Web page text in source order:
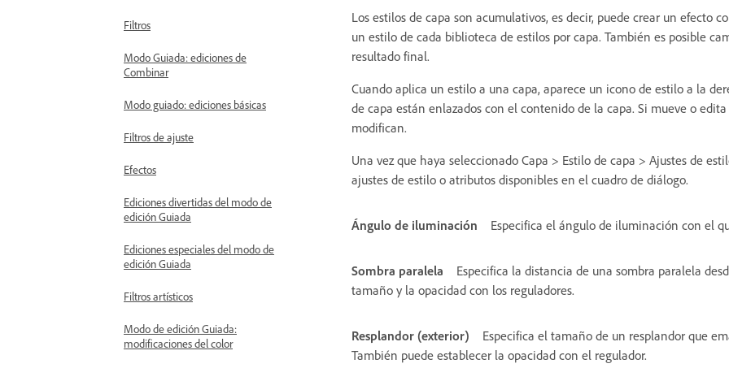
Filtros
Modo Guiada: ediciones de
Combinar
Modo guiado: ediciones básicas
Filtros de ajuste
Efectos
Ediciones divertidas del modo de
edición Guiada
Ediciones especiales del modo de
edición Guiada
Filtros artísticos
Modo de edición Guiada:
modificaciones del color
Los estilos de capa son acumulativos, es decir, puede crear un efecto
un estilo de cada biblioteca de estilos por capa. También es posible
resultado final.
Cuando aplica un estilo a una capa, aparece un icono de estilo a la
de capa están enlazados con el contenido de la capa. Si mueve o
modifican.
Una vez que haya seleccionado Capa > Estilo de capa > Ajustes de
ajustes de estilo o atributos disponibles en el cuadro de diálogo.
Ángulo de iluminación Especifica el ángulo de iluminación con el
Sombra paralela
Especifica la distancia de una sombra paralela
tamaño y la opacidad con los reguladores.
Resplandor (exterior)
Especifica el tamaño de un resplandor que
También puede establecer la opacidad con el regulador.